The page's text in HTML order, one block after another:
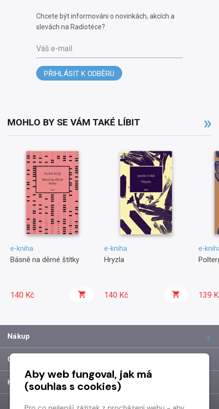
Chcete být informováni o novinkách, akcích a
slevách na Radiotéce?
Váš e-mail
PŘIHLÁSIT K ODBĚRU
MOHLO BY SE VÁM TAKÉ LÍBIT
e-kniha
Básně na děrné štítky
140 Kč
e-kniha
Hryzla
140 Kč
e-
139
Nákup
O společnosti
Kontakt
Aby web fungoval, jak má
(souhlas s cookies)